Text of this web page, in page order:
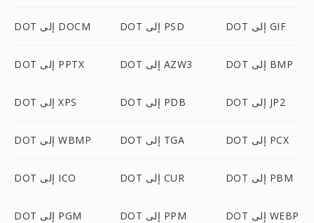
DOT إلى DOCM DOT إلى PSD DOT إلى GIF
DOT إلى PPTX DOT إلى AZW3 DOT إلى BMP
DOT إلى XPS DOT إلى PDB DOT إلى JP2
DOT إلى WBMP DOT إلى TGA DOT إلى PCX
DOT إلى ICO DOT إلى CUR DOT إلى PBM
DOT إلى PGM DOT إلى PPM DOT إلى WEBP